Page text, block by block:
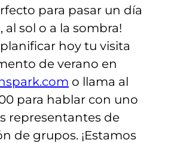
para pasar un día
al sol o a la sombra!
hoy tu visita
de verano en
o llama al
para hablar con uno
representantes de
de grupos. ¡Estamos